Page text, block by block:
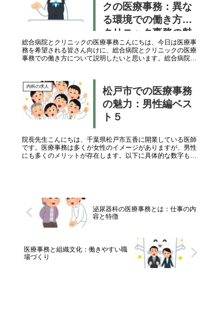
クの医療事務：異な
る環境での働き方と
クリニック事務の魅
力
総合病院とクリニックの医療事務こんにちは、今日は医療事
務を希望される皆さん向けに、総合病院とクリニックの医療
事務での働き方について説明したいと思います。総合病院で
内科の求人
松戸市での医療事務
の魅力：男性編ベス
ト５
院長先生こんにちは、千葉県松戸市五香に開業している医師
です。医療事務は多くが女性のイメージがありますが、男性
にも多くのメリットが存在します。以下に具体的な数字も交
泌尿器科の医療事務とは：仕事の内
容と特徴
医療事務と組織文化：働きやすい職
場づくり